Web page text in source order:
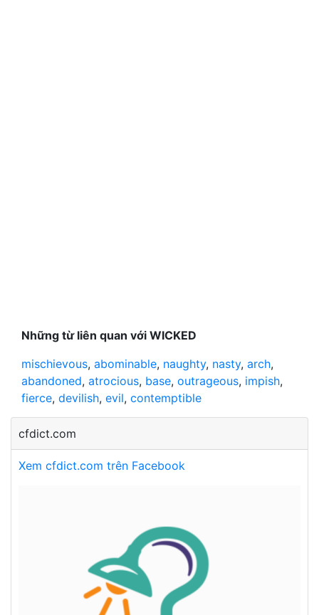
Những từ liên quan với WICKED
mischievous, abominable, naughty, nasty, arch,
abandoned, atrocious, base, outrageous, impish,
fierce, devilish, evil, contemptible
cfdict.com
Xem cfdict.com trên Facebook